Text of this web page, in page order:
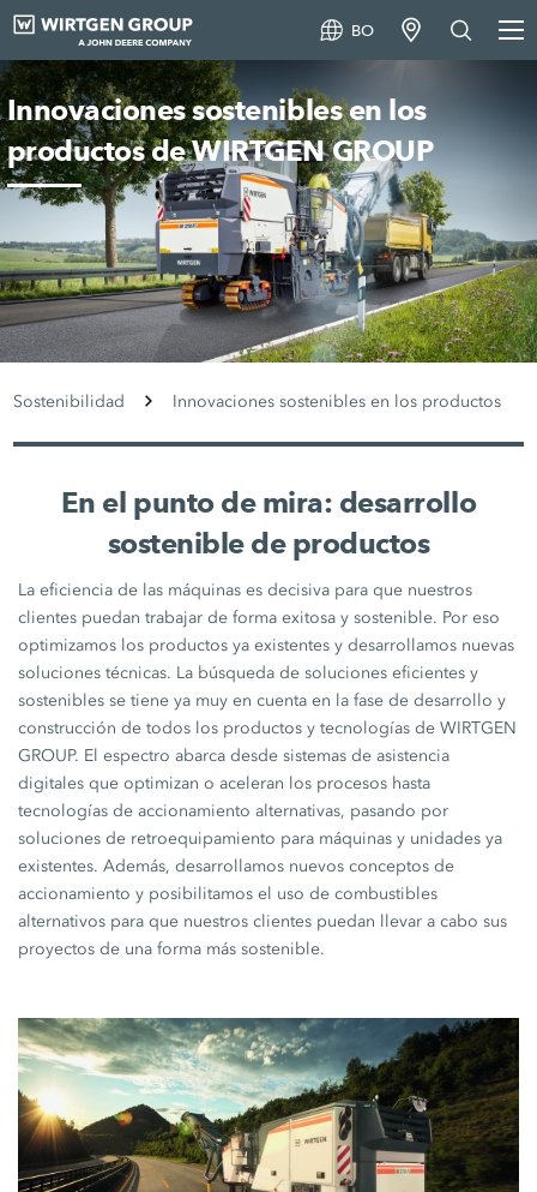
BO
Innovaciones sostenibles en los
productos de WIRTGEN GROUP
Sostenibilidad Innovaciones sostenibles en los productos
En el punto de mira: desarrollo
sostenible de productos
La eficiencia de las máquinas es decisiva para que nuestros
clientes puedan trabajar de forma exitosa y sostenible. Por eso
optimizamos los productos ya existentes y desarrollamos nuevas
soluciones técnicas. La búsqueda de soluciones eficientes y
sostenibles se tiene ya muy en cuenta en la fase de desarrollo y
construcción de todos los productos y tecnologías de WIRTGEN
GROUP. El espectro abarca desde sistemas de asistencia
digitales que optimizan o aceleran los procesos hasta
tecnologías de accionamiento alternativas, pasando por
soluciones de retroequipamiento para máquinas y unidades ya
existentes. Además, desarrollamos nuevos conceptos de
accionamiento y posibilitamos el uso de combustibles
alternativos para que nuestros clientes puedan llevar a cabo sus
proyectos de una forma más sostenible.